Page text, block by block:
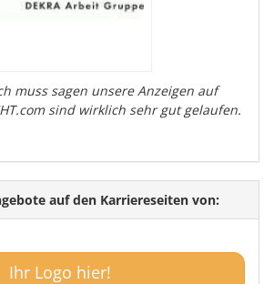
muss sagen unsere Anzeigen auf
sind wirklich sehr gut gelaufen.
auf den Karriereseiten von:
Ihr Logo hier!